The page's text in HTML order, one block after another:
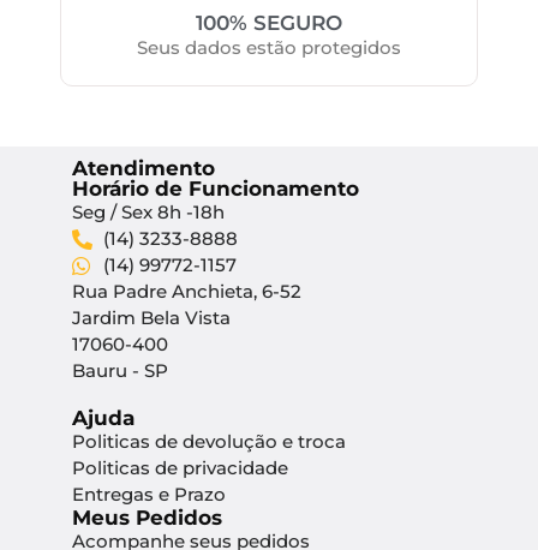
100% SEGURO
Seus dados estão protegidos
Atendimento
Horário de Funcionamento
Seg / Sex 8h -18h
(14) 3233-8888
(14) 99772-1157
Rua Padre Anchieta, 6-52
Jardim Bela Vista
17060-400
Bauru - SP
Ajuda
Politicas de devolução e troca
Politicas de privacidade
Entregas e Prazo
Meus Pedidos
Acompanhe seus pedidos